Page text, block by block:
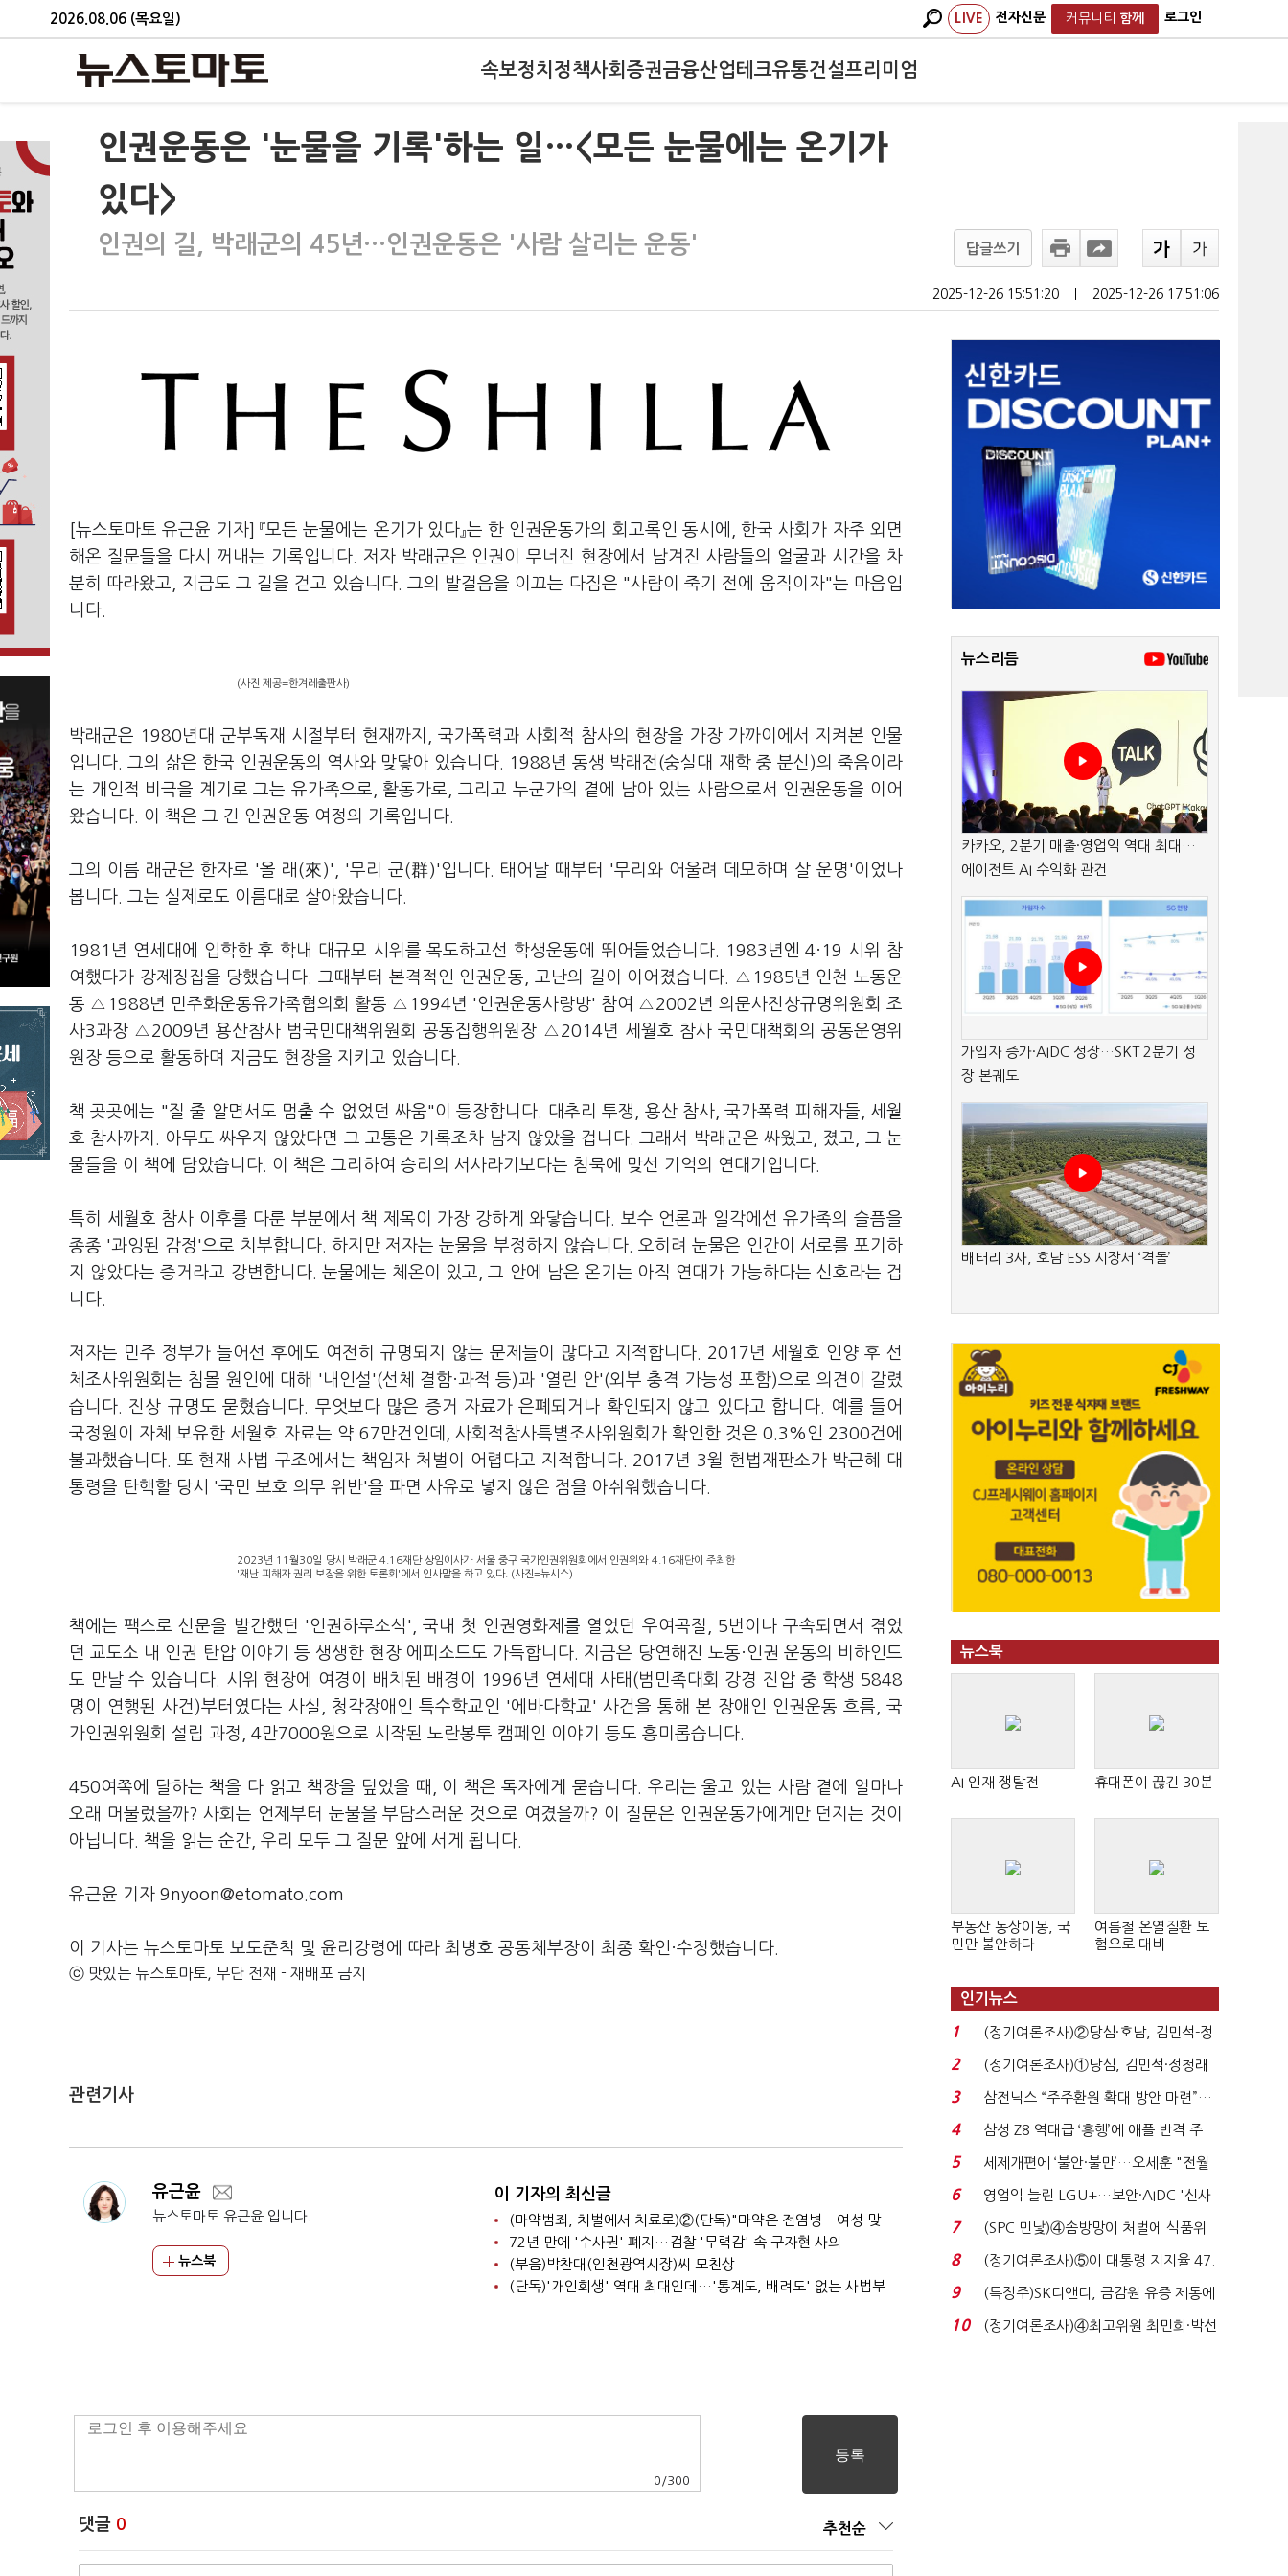
2026.08.06 (목요일) LIVE 전자신문 커뮤니티 함께 로그인
속보정치 정책사회 증권금융산업테크유통건설프리미엄
인권운동은 '눈물을 기록'하는 일…<모든 눈물에는 온기가
있다>
인권의 길, 박래군의 45년…인권운동은 '사람 살리는 운동' 답글쓰기
2025-12-26 15:51:20 2025-12-26 17:51:06
[뉴스토마토 유근윤 기자] 『모든 눈물에는 온기가 있다』는 한 인권운동가의 회고록인 동시에, 한국 사회가 자주 외면
해온 질문들을 다시 꺼내는 기록입니다. 저자 박래군은 인권이 무너진 현장에서 남겨진 사람들의 얼굴과 시간을 차
분히 따라왔고, 지금도 그 길을 걷고 있습니다. 그의 발걸음을 이끄는 다짐은 "사람이 죽기 전에 움직이자"는 마음입
니다.
(사진 제공=한겨레출판사)
박래군은 1980년대 군부독재 시절부터 현재까지, 국가폭력과 사회적 참사의 현장을 가장 가까이에서 지켜본 인물
입니다. 그의 삶은 한국 인권운동의 역사와 맞닿아 있습니다. 1988년 동생 박래전(숭실대 재학 중 분신)의 죽음이라
는 개인적 비극을 계기로 그는 유가족으로, 활동가로, 그리고 누군가의 곁에 남아 있는 사람으로서 인권운동을 이어
왔습니다. 이 책은 그 긴 인권운동 여정의 기록입니다.
그의 이름 래군은 한자로 '올 래(來)', '무리 군(群)'입니다. 태어날 때부터 '무리와 어울려 데모하며 살 운명'이었나
봅니다. 그는 실제로도 이름대로 살아왔습니다.
1981년 연세대에 입학한 후 학내 대규모 시위를 목도하고선 학생운동에 뛰어들었습니다. 1983년엔 4·19 시위 참
여했다가 강제징집을 당했습니다. 그때부터 본격적인 인권운동, 고난의 길이 이어졌습니다. △1985년 인천 노동운
동 △1988년 민주화운동유가족협의회 활동 △1994년 '인권운동사랑방' 참여 △2002년 의문사진상규명위원회 조
사3과장 △2009년 용산참사 범국민대책위원회 공동집행위원장 △2014년 세월호 참사 국민대책회의 공동운영위
원장 등으로 활동하며 지금도 현장을 지키고 있습니다.
책 곳곳에는 "질 줄 알면서도 멈출 수 없었던 싸움"이 등장합니다. 대추리 투쟁, 용산 참사, 국가폭력 피해자들, 세월
호 참사까지. 아무도 싸우지 않았다면 그 고통은 기록조차 남지 않았을 겁니다. 그래서 박래군은 싸웠고, 졌고, 그 눈
물들을 이 책에 담았습니다. 이 책은 그리하여 승리의 서사라기보다는 침묵에 맞선 기억의 연대기입니다.
특히 세월호 참사 이후를 다룬 부분에서 책 제목이 가장 강하게 와닿습니다. 보수 언론과 일각에선 유가족의 슬픔을
종종 '과잉된 감정'으로 치부합니다. 하지만 저자는 눈물을 부정하지 않습니다. 오히려 눈물은 인간이 서로를 포기하
지 않았다는 증거라고 강변합니다. 눈물에는 체온이 있고, 그 안에 남은 온기는 아직 연대가 가능하다는 신호라는 겁
니다.
저자는 민주 정부가 들어선 후에도 여전히 규명되지 않는 문제들이 많다고 지적합니다. 2017년 세월호 인양 후 선
체조사위원회는 침몰 원인에 대해 '내인설'(선체 결함·과적 등)과 '열린 안'(외부 충격 가능성 포함)으로 의견이 갈렸
습니다. 진상 규명도 묻혔습니다. 무엇보다 많은 증거 자료가 은폐되거나 확인되지 않고 있다고 합니다. 예를 들어
국정원이 자체 보유한 세월호 자료는 약 67만건인데, 사회적참사특별조사위원회가 확인한 것은 0.3%인 2300건에
불과했습니다. 또 현재 사법 구조에서는 책임자 처벌이 어렵다고 지적합니다. 2017년 3월 헌법재판소가 박근혜 대
통령을 탄핵할 당시 '국민 보호 의무 위반'을 파면 사유로 넣지 않은 점을 아쉬워했습니다.
2023년 11월30일 당시 박래군 4.16재단 상임이사가 서울 중구 국가인권위원회에서 인권위와 4.16재단이 주최한
'재난 피해자 권리 보장을 위한 토론회'에서 인사말을 하고 있다. (사진=뉴시스)
책에는 팩스로 신문을 발간했던 '인권하루소식', 국내 첫 인권영화제를 열었던 우여곡절, 5번이나 구속되면서 겪었
던 교도소 내 인권 탄압 이야기 등 생생한 현장 에피소드도 가득합니다. 지금은 당연해진 노동·인권 운동의 비하인드
도 만날 수 있습니다. 시위 현장에 여경이 배치된 배경이 1996년 연세대 사태(범민족대회 강경 진압 중 학생 5848
명이 연행된 사건)부터였다는 사실, 청각장애인 특수학교인 '에바다학교' 사건을 통해 본 장애인 인권운동 흐름, 국
가인권위원회 설립 과정, 4만7000원으로 시작된 노란봉투 캠페인 이야기 등도 흥미롭습니다.
450여쪽에 달하는 책을 다 읽고 책장을 덮었을 때, 이 책은 독자에게 묻습니다. 우리는 울고 있는 사람 곁에 얼마나
오래 머물렀을까? 사회는 언제부터 눈물을 부담스러운 것으로 여겼을까? 이 질문은 인권운동가에게만 던지는 것이
아닙니다. 책을 읽는 순간, 우리 모두 그 질문 앞에 서게 됩니다.
유근윤 기자 9nyoon@etomato.com
이 기사는 뉴스토마토 보도준칙 및 윤리강령에 따라 최병호 공동체부장이 최종 확인·수정했습니다.
ⓒ 맛있는 뉴스토마토, 무단 전재 - 재배포 금지
관련기사
유근윤
뉴스토마토 유근윤 입니다.
뉴스북
이 기자의 최신글
(마약범죄, 처벌에서 치료로)②(단독)"마약은 전염병…여성 맞춤형 재활과정 개발 중"
72년 만에 '수사권' 폐지…검찰 '무력감' 속 구자현 사의
(부음)박찬대(인천광역시장)씨 모친상
(단독)'개인회생' 역대 최대인데…'통계도, 배려도' 없는 사법부
0 /300
댓글 0 추천순
뉴스리듬
카카오, 2분기 매출·영업익 역대 최대…
에이전트 AI 수익화 관건
가입자 증가·AIDC 성장…SKT 2분기 성
장 본궤도
배터리 3사, 호남 ESS 시장서 ‘격돌’
뉴스북
AI 인재 쟁탈전 휴대폰이 끊긴 30분
부동산 동상이몽, 국
민만 불안하다
여름철 온열질환 보
험으로 대비
인기뉴스
1
(정기여론조사)②당심·호남, 김민석-정
청래 '초접전'...
2
(정기여론조사)①당심, 김민석·정청래
'초접전'…대통령 ...
3
삼전닉스 “주주환원 확대 방안 마련”…
로이터에 성명...
4
삼성 Z8 역대급 ‘흥행’에 애플 반격 주
목…9월 ‘폴...
5
세제개편에 ‘불안·불만’…오세훈 "전월
세 구하기 더 ...
6
영업익 늘린 LGU+…보안·AIDC '신사
업 드라이브'...
7
(SPC 민낯)④솜방망이 처벌에 식품위
생법 위반 반복...
8
(정기여론조사)⑤이 대통령 지지율 47.
7%…일주일 만에 ...
9
(특징주)SK디앤디, 금감원 유증 제동에
장 초반 상한가...
10
(정기여론조사)④최고위원 최민희·박선